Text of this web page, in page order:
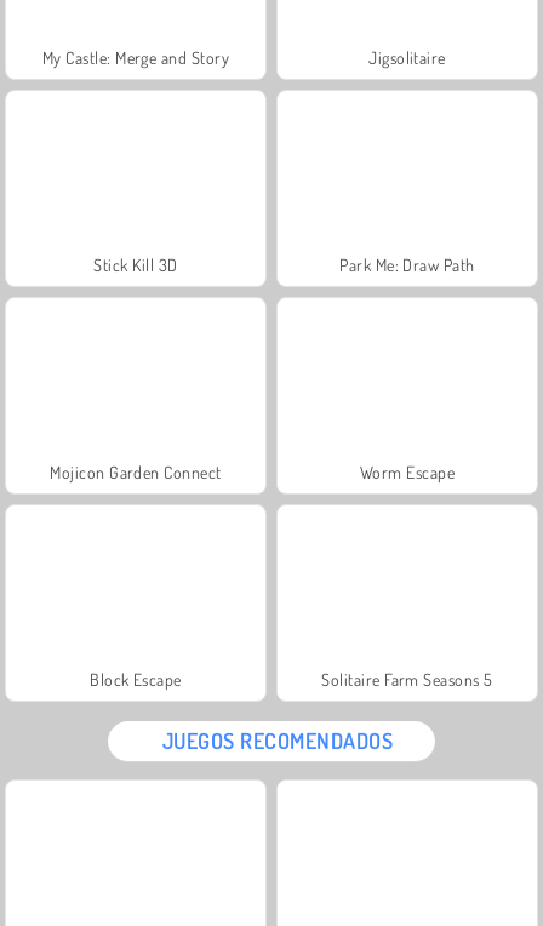
My Castle: Merge and Story Jigsolitaire
Stick Kill 3D Park Me: Draw Path
Mojicon Garden Connect Worm Escape
Block Escape Solitaire Farm Seasons 5
JUEGOS RECOMENDADOS